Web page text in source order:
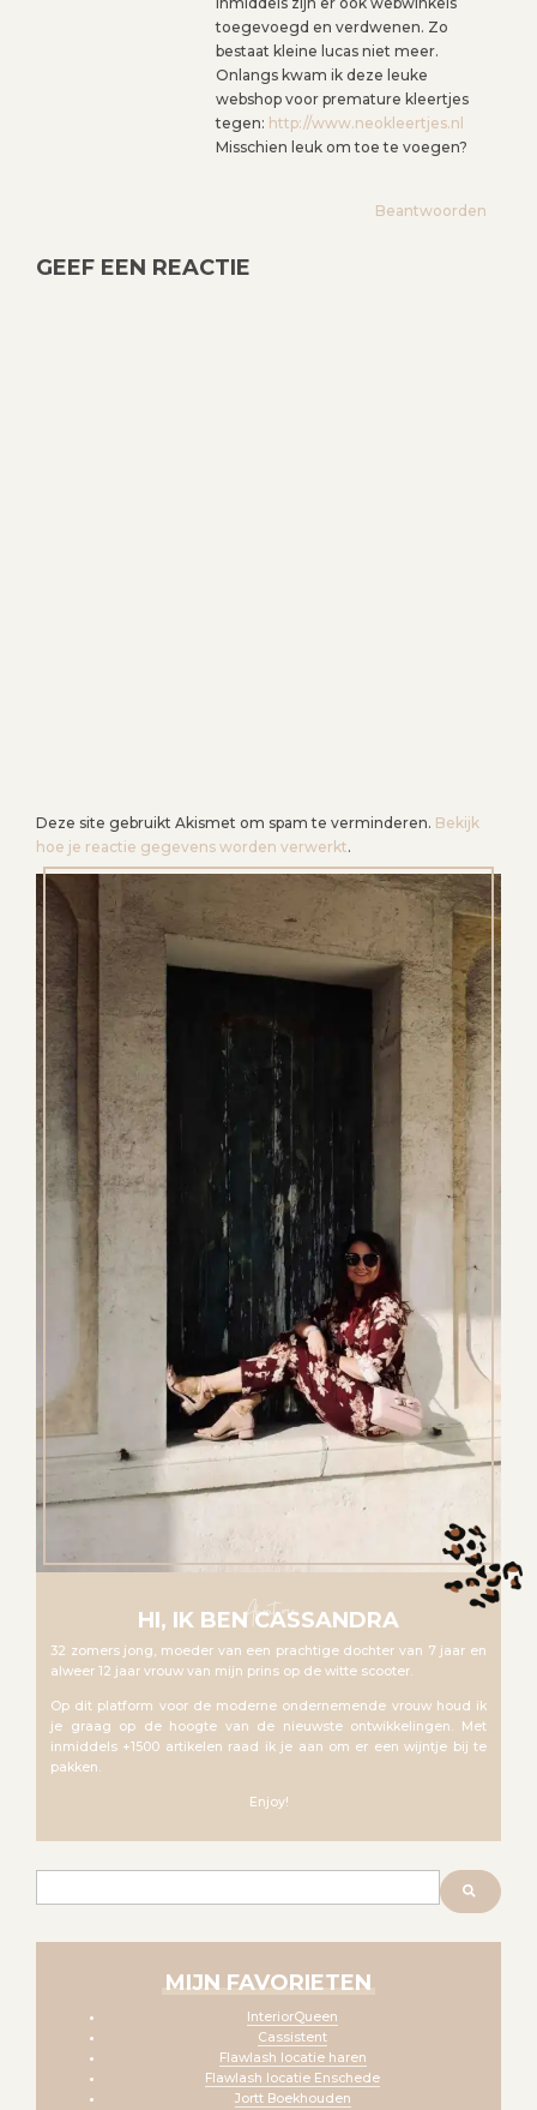
toegevoegd en verdwenen. Zo
bestaat kleine lucas niet meer.
Onlangs kwam ik deze leuke
webshop voor premature kleertjes
tegen: http://www.neokleertjes.nl
Misschien leuk om toe te voegen?
Beantwoorden
GEEF EEN REACTIE
Deze site gebruikt Akismet om spam te verminderen. Bekijk
hoe je reactie gegevens worden verwerkt.
About me
HI, IK BEN CASSANDRA
32 zomers jong, moeder van een prachtige dochter van 7 jaar en
alweer 12 jaar vrouw van mijn prins op de witte scooter.
Op dit platform voor de moderne ondernemende vrouw houd ik
je graag op de hoogte van de nieuwste ontwikkelingen. Met
inmiddels +1500 artikelen raad ik je aan om er een wijntje bij te
pakken.
Enjoy!
MIJN FAVORIETEN
InteriorQueen
Cassistent
Flawlash locatie haren
Flawlash locatie Enschede
Jortt Boekhouden